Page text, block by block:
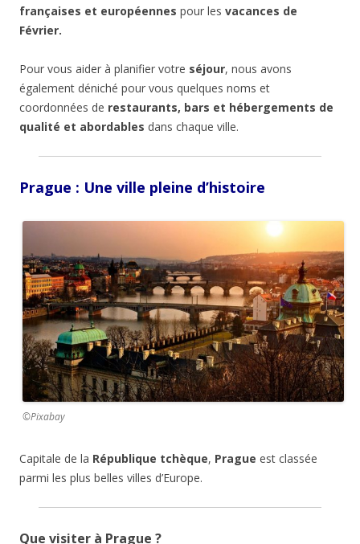
françaises et européennes pour les vacances de
Février.
Pour vous aider à planifier votre séjour, nous avons
également déniché pour vous quelques noms et
coordonnées de restaurants, bars et hébergements de
qualité et abordables dans chaque ville.
Prague : Une ville pleine d’histoire
©Pixabay
Capitale de la République tchèque, Prague est classée
parmi les plus belles villes d’Europe.
Que visiter à Prague ?